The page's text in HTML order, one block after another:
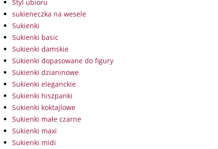
Styl ubioru
sukieneczka na wesele
Sukienki
Sukienki basic
Sukienki damskie
Sukienki dopasowane do figury
Sukienki dzianinowe
Sukienki eleganckie
Sukienki hiszpanki
Sukienki koktajlowe
Sukienki małe czarne
Sukienki maxi
Sukienki midi